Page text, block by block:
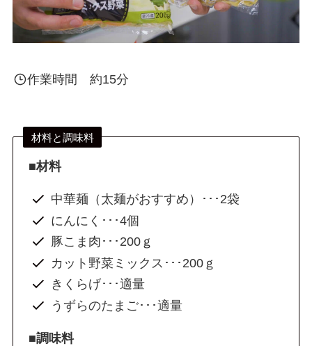
作業時間 約15分
材料と調味料
■材料
中華麺（太麺がおすすめ）･･･2袋
にんにく･･･4個
豚こま肉･･･200ｇ
カット野菜ミックス･･･200ｇ
きくらげ･･･適量
うずらのたまご･･･適量
■調味料